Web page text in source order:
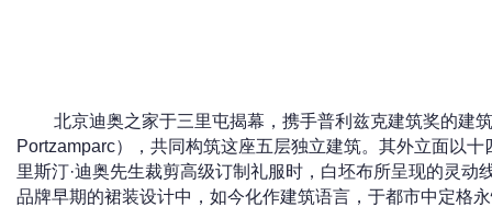
北京迪奥之家于三里屯揭幕，携手普利兹克建筑奖的建
Portzamparc），共同构筑这座五层独立建筑。其外立面以
里斯汀·迪奥先生裁剪高级订制礼服时，白坯布所呈现的灵
品牌早期的裙装设计中，如今化作建筑语言，于都市中定格